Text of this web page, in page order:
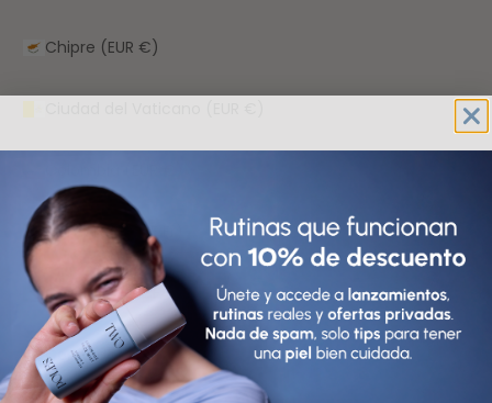
Chipre (EUR €)
Comoras (KMF Fr)
Congo (XAF CFA)
Corea del Sur (KRW ₩)